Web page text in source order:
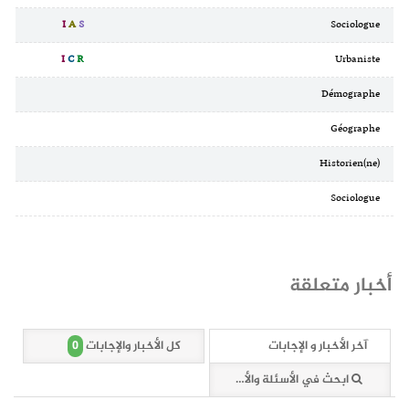
IAS
ICR
أخبار متعلقة
آخر الأخبار و الإجابات كل الأخبار والإجابات 0
ابحث في الأسئلة والأخبار (0 وثائق)